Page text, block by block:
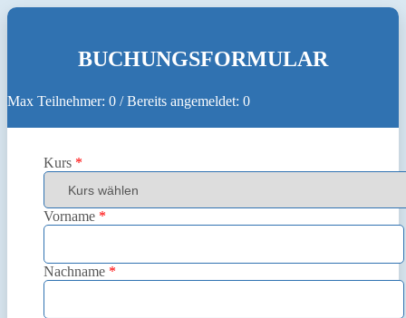
BUCHUNGSFORMULAR
Max Teilnehmer: 0 / Bereits angemeldet: 0
Kurs *
Vorname *
Nachname *